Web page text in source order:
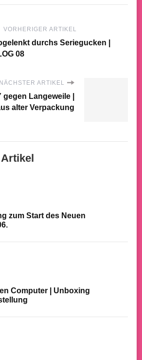
VORHERIGER ARTIKEL
durchs Seriegucken |
08
NÄCHSTER ARTIKEL
gegen Langeweile |
alter Verpackung
zum Start des Neuen
Computer | Unboxing